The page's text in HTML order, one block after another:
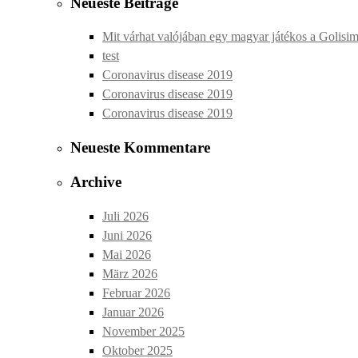
Mit várhat valójában egy magyar játékos a
test
Coronavirus disease 2019
Coronavirus disease 2019
Coronavirus disease 2019
Neueste Kommentare
Archive
Juli 2026
Juni 2026
Mai 2026
März 2026
Februar 2026
Januar 2026
November 2025
Oktober 2025